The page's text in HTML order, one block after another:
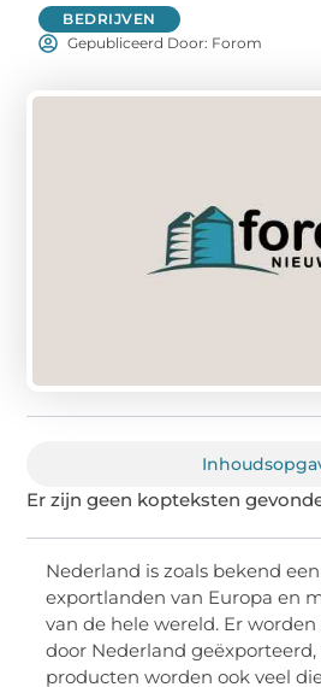
BEDRIJVEN
Gepubliceerd Door: Forom
Er zijn geen kopteksten
Nederland is zoals bekend
exportlanden van Europa en
van de hele wereld. Er
door Nederland
producten worden ook veel